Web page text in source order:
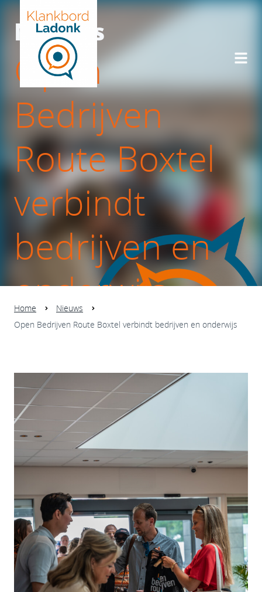
Nieuws
Open
Bedrijven
Route Boxtel
verbindt
bedrijven en
onderwijs
Home
Nieuws
Open Bedrijven Route Boxtel verbindt bedrijven en onderwijs